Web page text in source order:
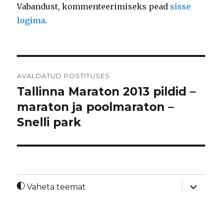
Vabandust, kommenteerimiseks pead sisse
logima.
AVALDATUD POSTITUSES
Tallinna Maraton 2013 pildid –
maraton ja poolmaraton –
Snelli park
Vaheta teemat
laienda